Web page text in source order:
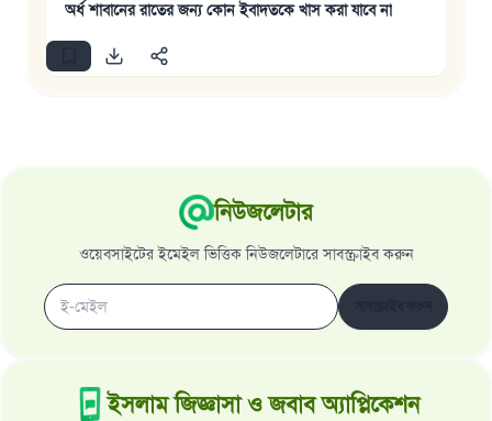
অর্ধ শাবানের রাতের জন্য কোন ইবাদতকে খাস করা যাবে না
নিউজলেটার
ওয়েবসাইটের ইমেইল ভিত্তিক নিউজলেটারে সাবস্ক্রাইব করুন
ইসলাম জিজ্ঞাসা ও জবাব অ্যাপ্লিকেশন